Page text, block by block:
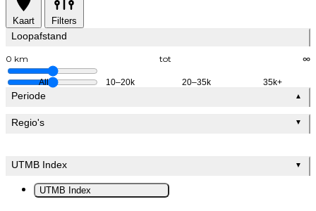
Kaart Filters
Loopafstand
0 km tot ∞
All 10–20k 20–35k 35k+
Periode ▲
Regio's ▼
UTMB Index ▼
UTMB Index